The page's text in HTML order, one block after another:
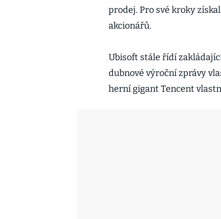
prodej. Pro své kroky
akcionářů.
Ubisoft stále řídí
dubnové výroční zprávy
herní gigant Tencent